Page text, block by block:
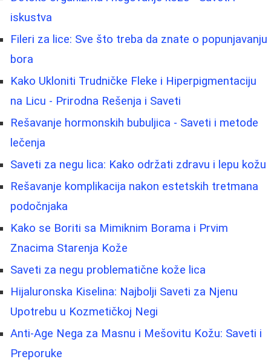
iskustva
Fileri za lice: Sve što treba da znate o popunjavanju
bora
Kako Ukloniti Trudničke Fleke i Hiperpigmentaciju
na Licu - Prirodna Rešenja i Saveti
Rešavanje hormonskih bubuljica - Saveti i metode
lečenja
Saveti za negu lica: Kako održati zdravu i lepu kožu
Rešavanje komplikacija nakon estetskih tretmana
podočnjaka
Kako se Boriti sa Mimiknim Borama i Prvim
Znacima Starenja Kože
Saveti za negu problematične kože lica
Hijaluronska Kiselina: Najbolji Saveti za Njenu
Upotrebu u Kozmetičkoj Negi
Anti-Age Nega za Masnu i Mešovitu Kožu: Saveti i
Preporuke